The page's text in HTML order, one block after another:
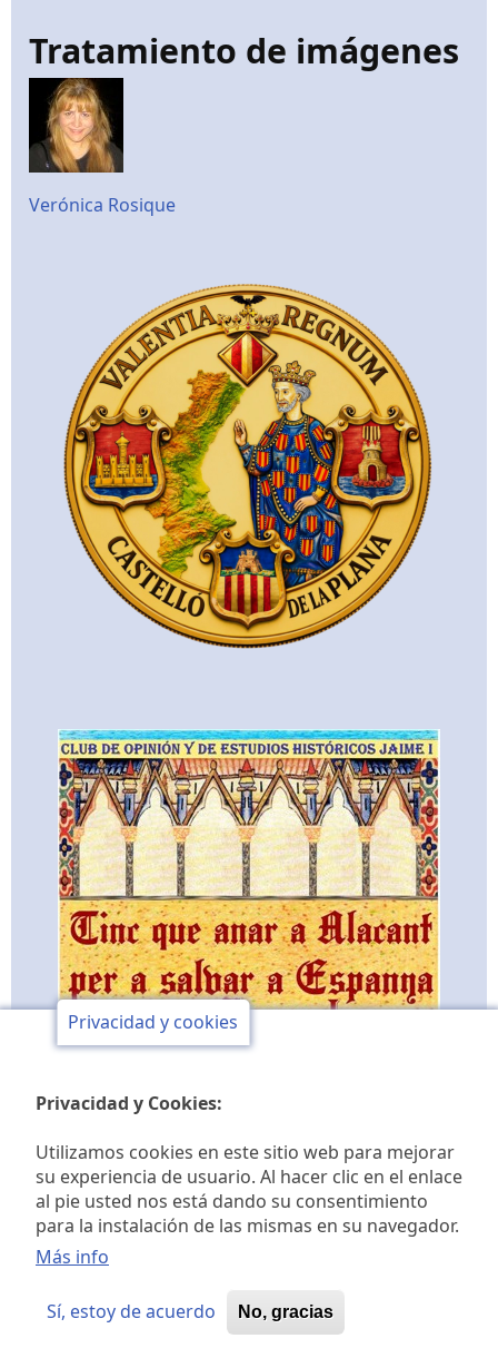
Tratamiento de imágenes
Verónica Rosique
Club de opinión y de
estudios históricos Jaime I
© 2026 Club de opinión Jaime I, All rights reserved.
Privacidad y cookies
Privacidad y Cookies:
Utilizamos cookies en este sitio web para mejorar
su experiencia de usuario. Al hacer clic en el enlace
al pie usted nos está dando su consentimiento
para la instalación de las mismas en su navegador.
Más info
Sí, estoy de acuerdo No, gracias